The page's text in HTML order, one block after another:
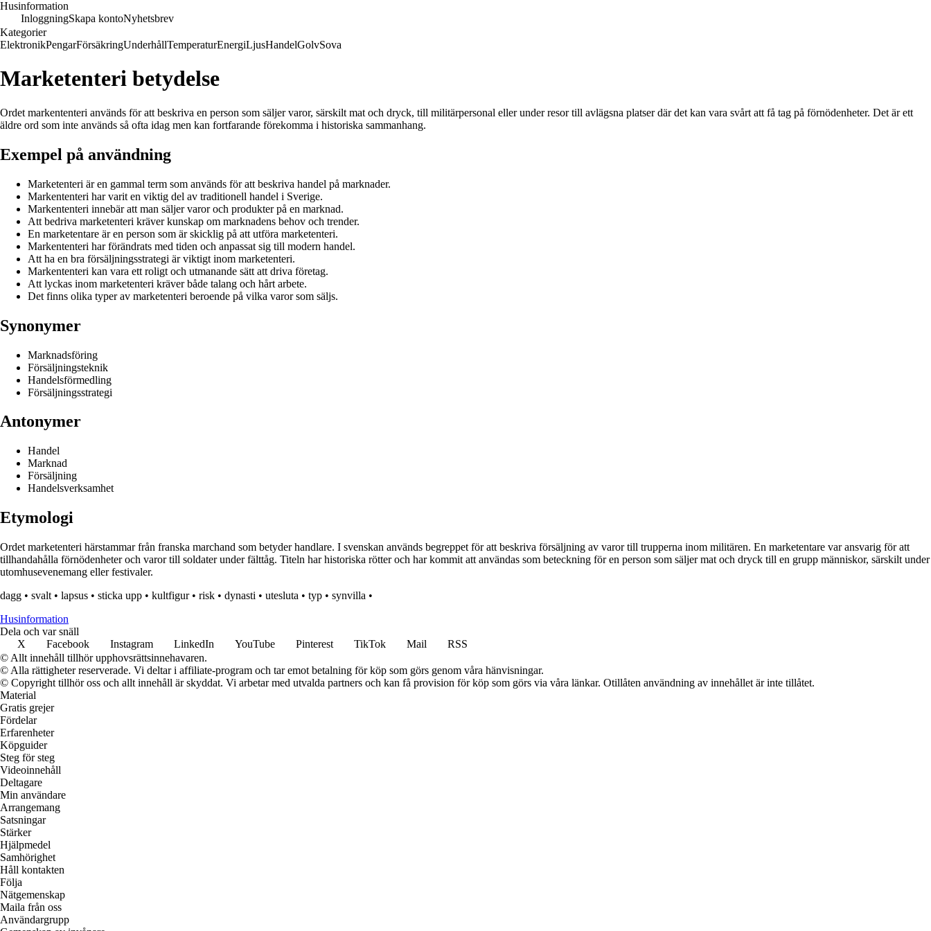
Husinformation
InloggningSkapa kontoNyhetsbrev
Kategorier
ElektronikPengarFörsäkringUnderhållTemperaturEnergiLjusHandelGolvSova
Marketenteri betydelse
Ordet markententeri används för att beskriva en person som säljer varor, särskilt mat och dryck, till militärpersonal eller under resor till avlägsna platser där det kan vara svårt att få tag på förnödenheter. Det är ett
äldre ord som inte används så ofta idag men kan fortfarande förekomma i historiska sammanhang.
Exempel på användning
Marketenteri är en gammal term som används för att beskriva handel på marknader.
Markententeri har varit en viktig del av traditionell handel i Sverige.
Markententeri innebär att man säljer varor och produkter på en marknad.
Att bedriva marketenteri kräver kunskap om marknadens behov och trender.
En marketentare är en person som är skicklig på att utföra marketenteri.
Markententeri har förändrats med tiden och anpassat sig till modern handel.
Att ha en bra försäljningsstrategi är viktigt inom marketenteri.
Markententeri kan vara ett roligt och utmanande sätt att driva företag.
Att lyckas inom marketenteri kräver både talang och hårt arbete.
Det finns olika typer av marketenteri beroende på vilka varor som säljs.
Synonymer
Marknadsföring
Försäljningsteknik
Handelsförmedling
Försäljningsstrategi
Antonymer
Handel
Marknad
Försäljning
Handelsverksamhet
Etymologi
Ordet marketenteri härstammar från franska marchand som betyder handlare. I svenskan används begreppet för att beskriva försäljning av varor till trupperna inom militären. En marketentare var ansvarig för att
tillhandahålla förnödenheter och varor till soldater under fälttåg. Titeln har historiska rötter och har kommit att användas som beteckning för en person som säljer mat och dryck till en grupp människor, särskilt under
utomhusevenemang eller festivaler.
dagg • svalt • lapsus • sticka upp • kultfigur• risk • dynasti • utesluta • typ • synvilla •
Husinformation
Dela och var snäll
X
Facebook Instagram LinkedIn YouTube Pinterest TikTok Mail
RSS
© Allt innehåll tillhör upphovsrättsinnehavaren.
© Alla rättigheter reserverade. Vi deltar i affiliate-program och tar emot betalning för köp som görs genom våra hänvisningar.
© Copyright tillhör oss och allt innehåll är skyddat. Vi arbetar med utvalda partners och kan få provision för köp som görs via våra länkar. Otillåten användning av innehållet är inte tillåtet.
Material
Gratis grejer
Fördelar
Erfarenheter
Köpguider
Steg för steg
Videoinnehåll
Deltagare
Min användare
Arrangemang
Satsningar
Stärker
Hjälpmedel
Samhörighet
Håll kontakten
Följa
Nätgemenskap
Maila från oss
Användargrupp